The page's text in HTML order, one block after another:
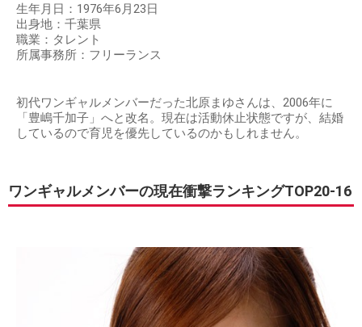
生年月日：1976年6月23日
出身地：千葉県
職業：タレント
所属事務所：フリーランス
初代ワンギャルメンバーだった北原まゆさんは、2006年に
「豊嶋千加子」へと改名。現在は活動休止状態ですが、結婚
しているので育児を優先しているのかもしれません。
ワンギャルメンバーの現在衝撃ランキングTOP20-16